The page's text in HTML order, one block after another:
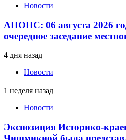
Новости
АНОНС: 06 августа 2026
очередное заседание
4 дня назад
Новости
1 неделя назад
Новости
Экспозиция Историко-
Чишмикиой была